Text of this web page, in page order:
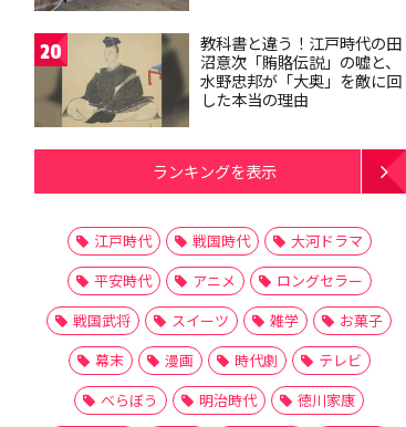
20
教科書と違う！江戸時代の田
沼意次「賄賂伝説」の嘘と、
水野忠邦が「大奥」を敵に回
した本当の理由
ランキングを表示
江戸時代 戦国時代
大河ドラマ
平安時代
アニメ
ロングセラー
戦国武将
スイーツ 雑学
お菓子
幕末
漫画 時代劇
テレビ
べらぼう
明治時代
徳川家康